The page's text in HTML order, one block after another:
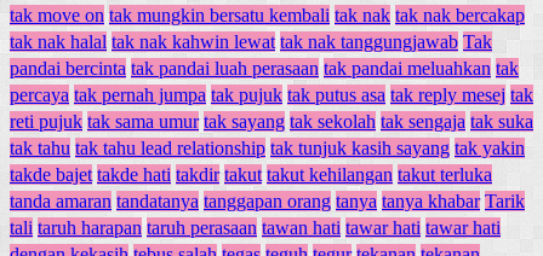
tak move on tak mungkin bersatu kembali tak nak tak nak bercakap
tak nak halal tak nak kahwin lewat tak nak tanggungjawab Tak
pandai bercinta tak pandai luah perasaan tak pandai meluahkan tak
percaya tak pernah jumpa tak pujuk tak putus asa tak reply mesej tak
reti pujuk tak sama umur tak sayang tak sekolah tak sengaja tak suka
tak tahu tak tahu lead relationship tak tunjuk kasih sayang tak yakin
takde bajet takde hati takdir takut takut kehilangan takut terluka
tanda amaran tandatanya tanggapan orang tanya tanya khabar Tarik
tali taruh harapan taruh perasaan tawan hati tawar hati tawar hati